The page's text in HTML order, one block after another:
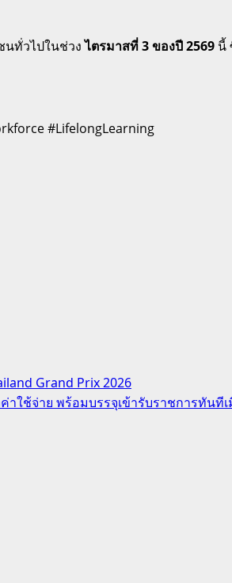
นทั่วไปในช่วงไตรมาสที่ 3 ของปี 2569 นี้
#LifelongLearning
Grand Prix 2026
ใช้จ่าย พร้อมบรรจุเข้ารับราชการทันทีเ